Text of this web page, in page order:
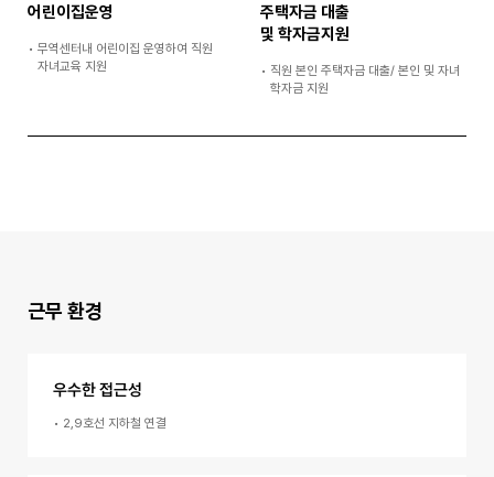
어린이집운영
• 무역센터내 어린이집 운영하여 직원
자녀교육 지원
주택자금 대출
및 학자금지원
• 직원 본인 주택자금 대출/ 본인 및 자녀
학자금 지원
근무 환경
우수한 접근성
• 2,9호선 지하철 연결